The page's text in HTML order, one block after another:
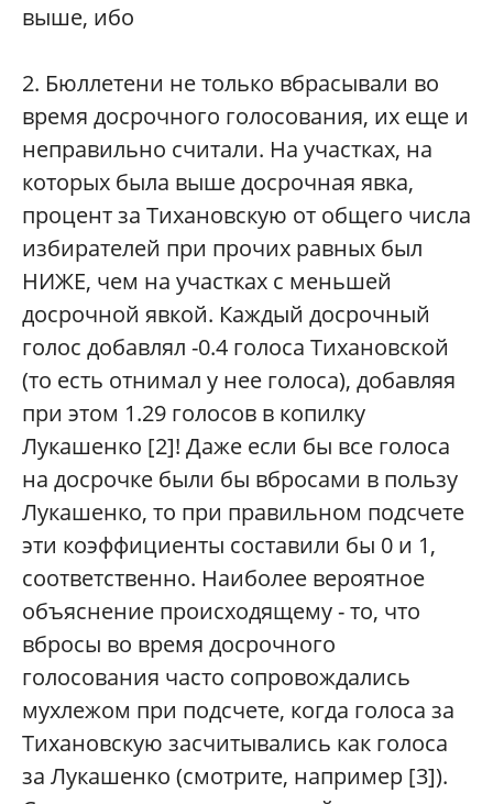
выше, ибо
2. Бюллетени не только вбрасывали во
время досрочного голосования, их еще и
неправильно считали. На участках, на
которых была выше досрочная явка,
процент за Тихановскую от общего числа
избирателей при прочих равных был
НИЖЕ, чем на участках с меньшей
досрочной явкой. Каждый досрочный
голос добавлял -0.4 голоса Тихановской
(то есть отнимал у нее голоса), добавляя
при этом 1.29 голосов в копилку
Лукашенко [2]! Даже если бы все голоса
на досрочке были бы вбросами в пользу
Лукашенко, то при правильном подсчете
эти коэффициенты составили бы 0 и 1,
соответственно. Наиболее вероятное
объяснение происходящему - то, что
вбросы во время досрочного
голосования часто сопровождались
мухлежом при подсчете, когда голоса за
Тихановскую засчитывались как голоса
за Лукашенко (смотрите, например [3]).